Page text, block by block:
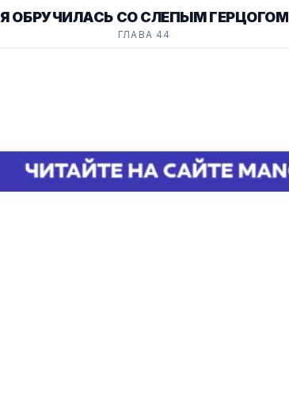
Я ОБРУЧИЛАСЬ СО СЛЕПЫМ ГЕРЦОГОМ
ГЛАВА 44